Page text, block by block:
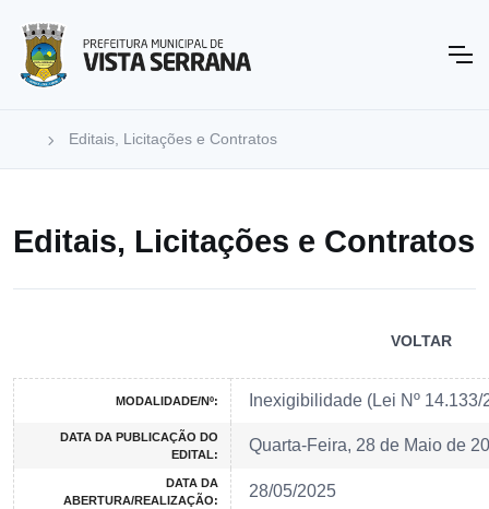
Editais, Licitações e Contratos
Editais, Licitações e Contratos
VOLTAR
MODALIDADE/Nº: Inexigibilidade (Lei Nº
DATA DA PUBLICAÇÃO DO
EDITAL:
Quarta-Feira, 28 de Maio de
DATA DA
ABERTURA/REALIZAÇÃO:
28/05/2025